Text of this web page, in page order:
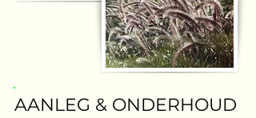
AANLEG & ONDERHOUD